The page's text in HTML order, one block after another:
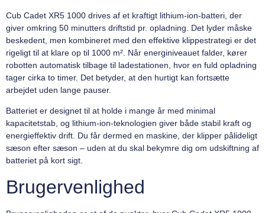
Cub Cadet XR5 1000 drives af et kraftigt lithium-ion-batteri, der
giver omkring 50 minutters driftstid pr. opladning. Det lyder måske
beskedent, men kombineret med den effektive klippestrategi er det
rigeligt til at klare op til 1000 m². Når energiniveauet falder, kører
robotten automatisk tilbage til ladestationen, hvor en fuld opladning
tager cirka to timer. Det betyder, at den hurtigt kan fortsætte
arbejdet uden lange pauser.
Batteriet er designet til at holde i mange år med minimal
kapacitetstab, og lithium-ion-teknologien giver både stabil kraft og
energieffektiv drift. Du får dermed en maskine, der klipper pålideligt
sæson efter sæson – uden at du skal bekymre dig om udskiftning af
batteriet på kort sigt.
Brugervenlighed